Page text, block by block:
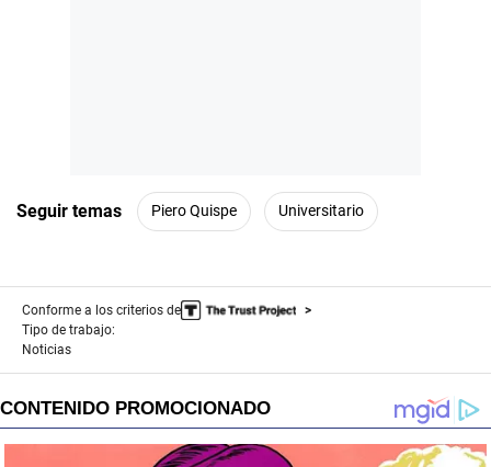
Seguir temas Piero Quispe Universitario
Conforme a los criterios de
Tipo de trabajo:
Noticias